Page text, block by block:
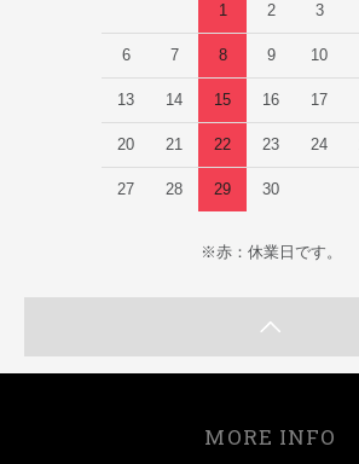
1 2 3
6 7 8 9 10
13 14 15 16 17
20 21 22 23 24
27 28 29 30
※赤：休業日です。
MORE INFO